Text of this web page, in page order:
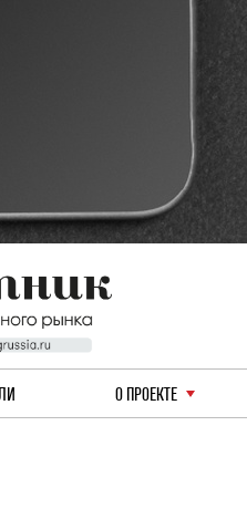
О ПРОЕКТЕ